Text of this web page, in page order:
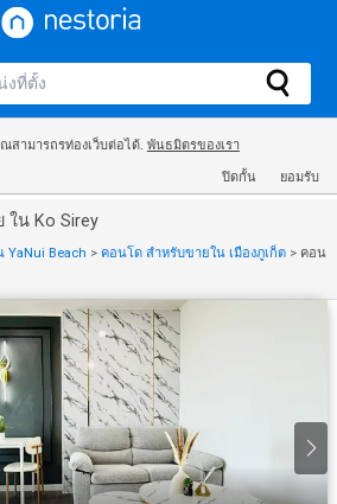
สามารถรท่องเว็บต่อได้. พันธมิตรของเรา
ปิดกั้น ยอมรับ
ใน Ko Sirey
YaNui Beach > คอนโด สำหรับขายใน เมืองภูเก็ต > คอน